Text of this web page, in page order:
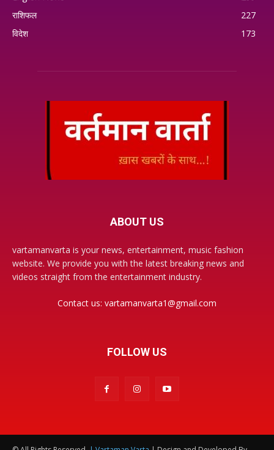
राशिफल
227
विदेश
173
ABOUT US
vartamanvarta is your news, entertainment, music fashion
website. We provide you with the latest breaking news and
videos straight from the entertainment industry.
Contact us: vartamanvarta1@gmail.com
FOLLOW US